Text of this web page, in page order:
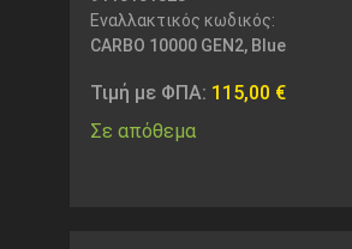
Εναλλακτικός κωδικός:
CARBO 10000 GEN2, Blue
Τιμή με ΦΠΑ: 115,00 €
Σε απόθεμα